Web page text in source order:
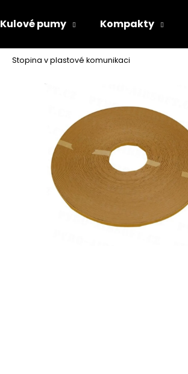
Kulové pumy Kompakty
Stopina v plastové komunikaci
Co potřebujete najít?
Doporučujeme